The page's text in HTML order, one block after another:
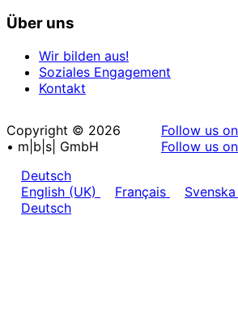
Über uns
Wir bilden aus!
Soziales Engagement
Kontakt
Copyright © 2026
• m|b|s| GmbH
Follow us
Follow us
Deutsch
English (UK)
Français Svenska
Deutsch